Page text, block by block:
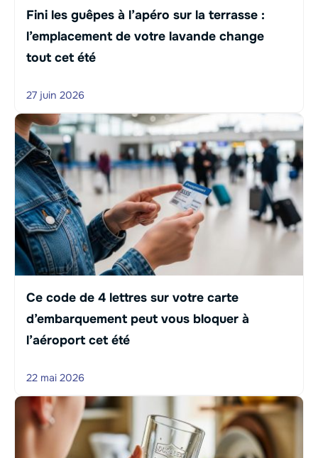
Fini les guêpes à l’apéro sur la terrasse :
l’emplacement de votre lavande change
tout cet été
27 juin 2026
Ce code de 4 lettres sur votre carte
d’embarquement peut vous bloquer à
l’aéroport cet été
22 mai 2026